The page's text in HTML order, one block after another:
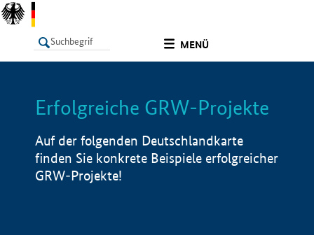
MENÜ
LISTE Info
Erfolgreiche GRW-Projekte
Auf der folgenden Deutschlandkarte
finden Sie konkrete Beispiele erfolgreicher
GRW-Projekte!